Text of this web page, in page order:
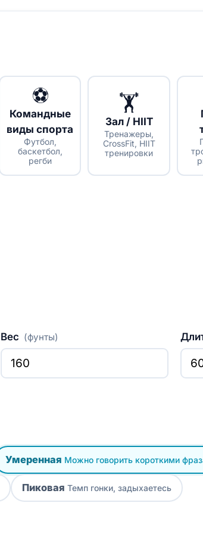
⚽
Командные
виды спорта
Футбол,
баскетбол,
регби
🏋
Зал / HIIT
Тренажеры,
CrossFit, HIIT
тренировки
Вес (фунты)
Умеренная Можно говорить короткими
Пиковая Темп гонки, задыхаетесь